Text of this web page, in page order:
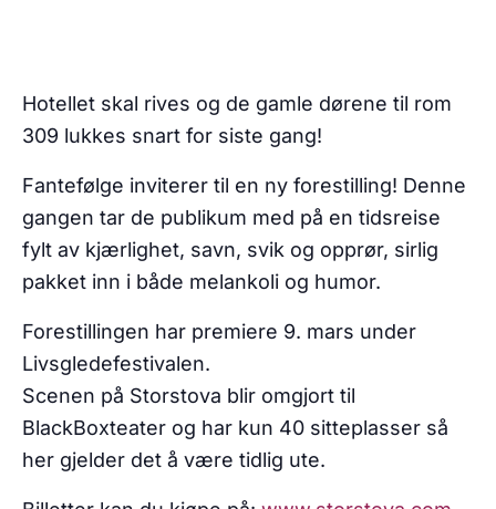
Hotellet skal rives og de gamle dørene til rom
309 lukkes snart for siste gang!
Fantefølge inviterer til en ny forestilling! Denne
gangen tar de publikum med på en tidsreise
fylt av kjærlighet, savn, svik og opprør, sirlig
pakket inn i både melankoli og humor.
Forestillingen har premiere 9. mars under
Livsgledefestivalen.
Scenen på Storstova blir omgjort til
BlackBoxteater og har kun 40 sitteplasser så
her gjelder det å være tidlig ute.